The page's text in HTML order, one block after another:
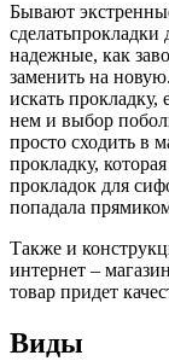
Бывают
надежные, как
заменить на
искать прокладку,
нем и выбор
просто сходить в
прокладку,
прокладок для
попадала
Также и
интернет –
товар придет
Виды